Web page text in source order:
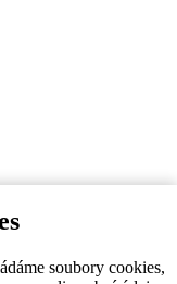
soubory cookies,